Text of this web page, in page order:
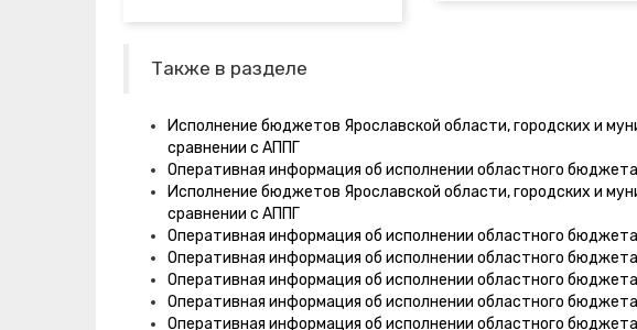
Также в разделе
Исполнение бюджетов Ярославской области, городских и
сравнении с АППГ
Оперативная информация об исполнении областного
Исполнение бюджетов Ярославской области, городских и
сравнении с АППГ
Оперативная информация об исполнении областного
Оперативная информация об исполнении областного
Оперативная информация об исполнении областного
Оперативная информация об исполнении областного
Оперативная информация об исполнении областного